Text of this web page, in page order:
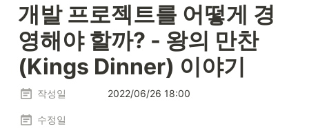
개발 프로젝트를 어떻게 경
영해야 할까? - 왕의 만찬
(Kings Dinner) 이야기
작성일 2022/06/26 18:00
수정일